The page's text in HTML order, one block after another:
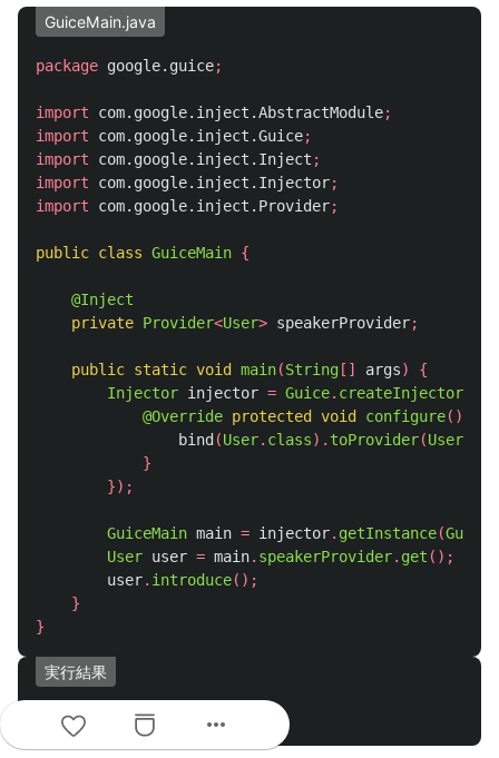
GuiceMain.java
package google.guice;
import com.google.inject.AbstractModule;
import
com.google.inject.Guice;
import
com.google.inject.Inject ;
import
com.google.inject.Injector;
import
com.google.inject.Provider;
public class GuiceMain {
@Inject
private Provider<User> speakerProvider;
public static void main(String [] args)
{
Injector injector = Guice. createInjector
@Override protected void configure()
bind (User. class). toProvider(
}
});
GuiceMain main = injector. getInstance(
User user = main. speakerProvider. get ();
user. introduce();
}
}
実行結果
more_horiz